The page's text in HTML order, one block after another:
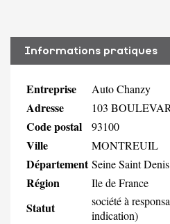
Informations pratiques
Entreprise Auto Chanzy
Adresse 103
Code postal 93100
Ville MONTREUIL
Département Seine Saint Denis
Région Ile de France
Statut
société à
indication)